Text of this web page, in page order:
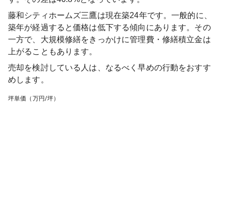
藤和シティホームズ三鷹は現在築24年です。一般的に、
築年が経過すると価格は低下する傾向にあります。その
一方で、大規模修繕をきっかけに管理費・修繕積立金は
上がることもあります。
売却を検討している人は、なるべく早めの行動をおすす
めします。
坪単価（万円/坪）